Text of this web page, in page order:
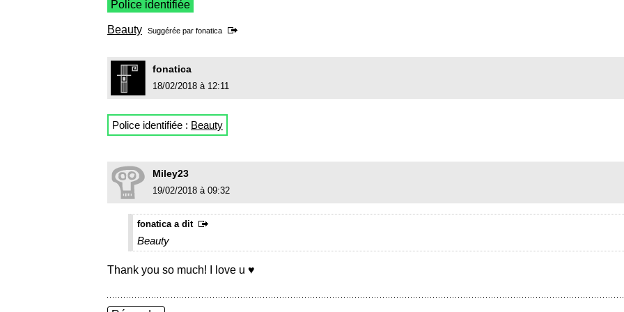
Police identifiée
Beauty Suggérée par fonatica
fonatica
18/02/2018 à 12:11
Police identifiée : Beauty
Miley23
19/02/2018 à 09:32
fonatica a dit
Beauty
Thank you so much! I love u ♥